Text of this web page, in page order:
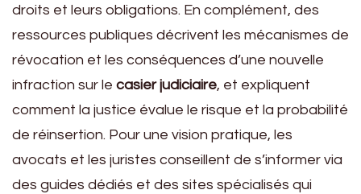
droits et leurs obligations. En complément, des
ressources publiques décrivent les mécanismes de
révocation et les conséquences d’une nouvelle
infraction sur le casier judiciaire, et expliquent
comment la justice évalue le risque et la probabilité
de réinsertion. Pour une vision pratique, les
avocats et les juristes conseillent de s’informer via
des guides dédiés et des sites spécialisés qui